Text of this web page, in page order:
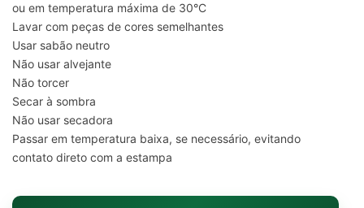
ou em temperatura máxima de 30°C
Lavar com peças de cores semelhantes
Usar sabão neutro
Não usar alvejante
Não torcer
Secar à sombra
Não usar secadora
Passar em temperatura baixa, se necessário, evitando
contato direto com a estampa